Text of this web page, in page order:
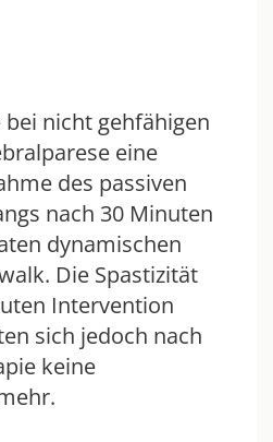
bei nicht gehfähigen
eine
des passiven
nach 30 Minuten
dynamischen
Die Spastizität
Intervention
sich jedoch nach
keine